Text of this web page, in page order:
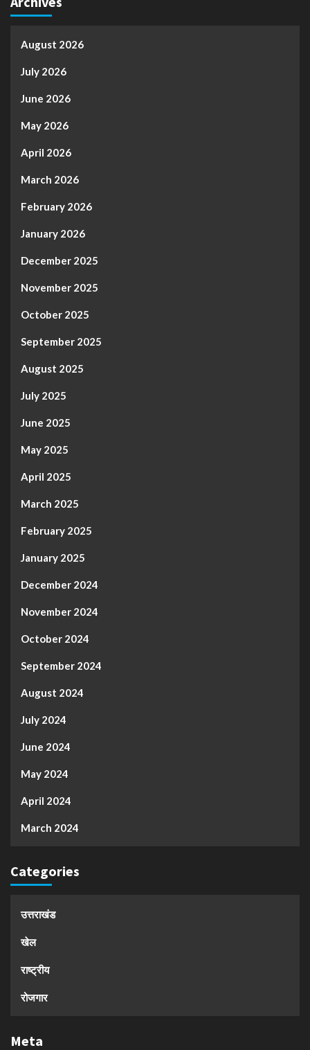
August 2026
July 2026
June 2026
May 2026
April 2026
March 2026
February 2026
January 2026
December 2025
November 2025
October 2025
September 2025
August 2025
July 2025
June 2025
May 2025
April 2025
March 2025
February 2025
January 2025
December 2024
November 2024
October 2024
September 2024
August 2024
July 2024
June 2024
May 2024
April 2024
March 2024
Categories
उत्तराखंड
खेल
राष्ट्रीय
रोजगार
Meta